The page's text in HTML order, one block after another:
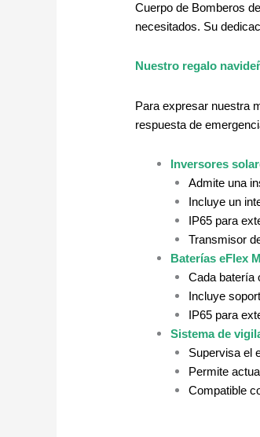
Cuerpo de Bomberos
necesitados. Su
Nuestro regalo
Para expresar nuestra
respuesta de
Inversores
Admite una
Incluye un
IP65 para
Transmisor
Baterías eFlex
Cada batería
Incluye
IP65 para
Sistema de
Supervisa el
Permite
Compatible